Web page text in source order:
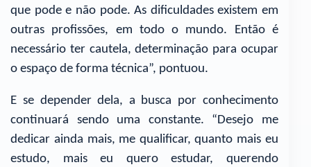
que pode e não pode. As dificuldades existem em
outras profissões, em todo o mundo. Então é
necessário ter cautela, determinação para ocupar
o espaço de forma técnica”, pontuou.
E se depender dela, a busca por conhecimento
continuará sendo uma constante. “Desejo me
dedicar ainda mais, me qualificar, quanto mais eu
estudo, mais eu quero estudar, querendo